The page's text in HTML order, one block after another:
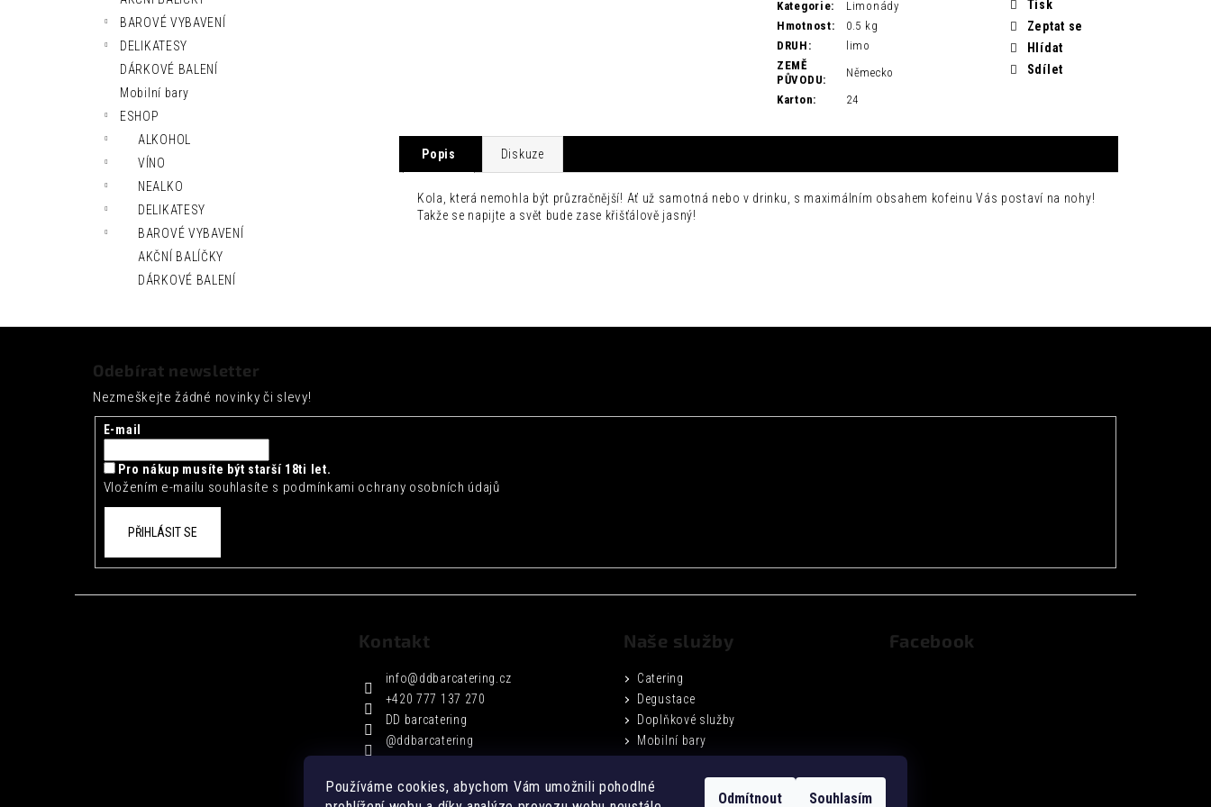
Používáme cookies, abychom Vám umožnili pohodlné
Odmítnout Souhlasím
BAROVÉ VYBAVENÍ
DELIKATESY
DÁRKOVÉ BALENÍ
Mobilní bary
ESHOP
ALKOHOL
VÍNO
NEALKO
DELIKATESY
BAROVÉ VYBAVENÍ
AKČNÍ BALÍČKY
DÁRKOVÉ BALENÍ
Kategorie:
Limonády
Hmotnost:
0.5 kg
DRUH :
limo
ZEMĚ
PŮVODU:
Německo
Karton: 24
Tisk
Zeptat se
Hlídat
Sdílet
Popis Diskuze
Kola, která nemohla být průzračnější! Ať už samotná nebo v drinku, s maximálním obsahem kofeinu Vás postaví na nohy!
Takže se napijte a svět bude zase křišťálově jasný!
Odebírat newsletter
Nezmeškejte žádné novinky či slevy!
E-mail
Pro nákup musíte být starší 18ti let.
Vložením e-mailu souhlasíte s podmínkami ochrany osobních údajů
PŘIHLÁSIT SE
Kontakt
info@ddbarcatering.cz
+420 777 137 270
DD barcatering
@ddbarcatering
Naše služby
Catering
Degustace
Doplňkové služby
Mobilní bary
Podmínky ochrany osobních údajů
Obchodní podmínky
Facebook